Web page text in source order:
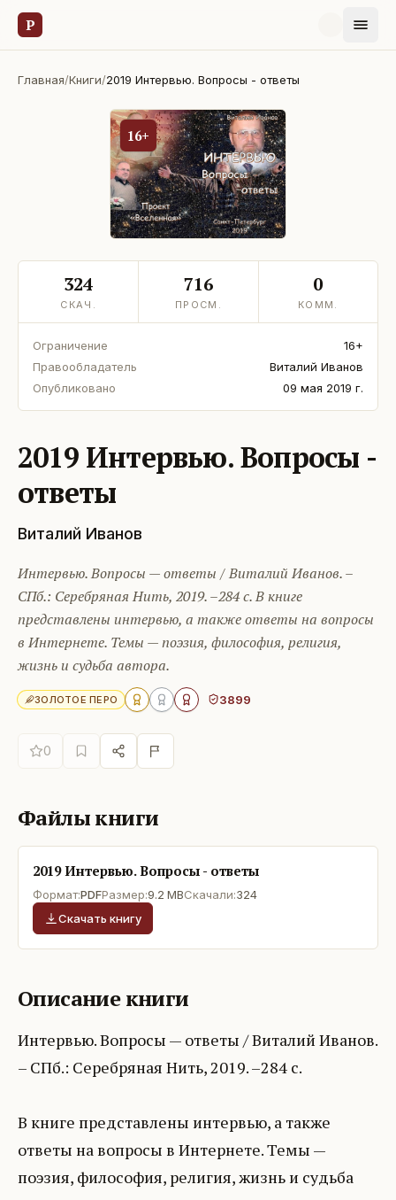
Р
Главная/Книги/2019 Интервью. Вопросы - ответы
16+
324
СКАЧ.
716
ПРОСМ.
0
КОММ.
Ограничение
16+
Правообладатель
Виталий Иванов
Опубликовано
09 мая 2019 г.
2019 Интервью. Вопросы -
ответы
Виталий Иванов
Интервью. Вопросы — ответы / Виталий Иванов. –
СПб.: Серебряная Нить, 2019. –284 с. В книге
представлены интервью, а также ответы на вопросы
в Интернете. Темы — поэзия, философия, религия,
жизнь и судьба автора.
ЗОЛОТОЕ ПЕРО 3899
0
Файлы книги
2019 Интервью. Вопросы - ответы
Формат:PDFРазмер:9.2 MBСкачали:324
Скачать книгу
Описание книги
Интервью. Вопросы — ответы / Виталий Иванов.
– СПб.: Серебряная Нить, 2019. –284 с.
В книге представлены интервью, а также
ответы на вопросы в Интернете. Темы —
поэзия, философия, религия, жизнь и судьба